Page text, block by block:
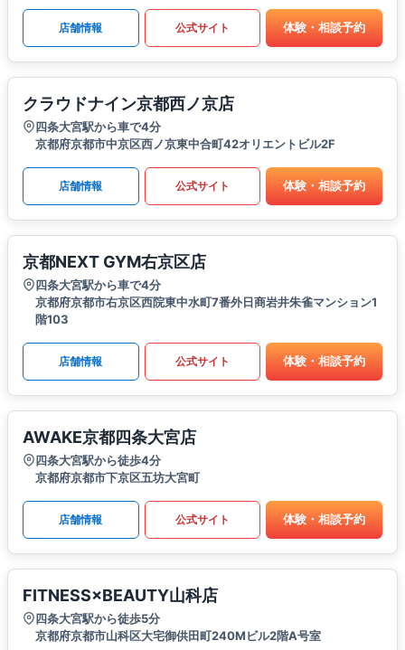
店舗情報 公式サイト 体験・相談予約
クラウドナイン京都西ノ京店
四条大宮駅から車で4分
京都府京都市中京区西ノ京東中合町42オリエントビル2F
店舗情報 公式サイト 体験・相談予約
京都NEXT GYM右京区店
四条大宮駅から車で4分
京都府京都市右京区西院東中水町7番外日商岩井朱雀マンション1
階103
店舗情報 公式サイト 体験・相談予約
AWAKE京都四条大宮店
四条大宮駅から徒歩4分
京都府京都市下京区五坊大宮町
店舗情報 公式サイト 体験・相談予約
FITNESS×BEAUTY山科店
四条大宮駅から徒歩5分
京都府京都市山科区大宅御供田町240Mビル2階A号室